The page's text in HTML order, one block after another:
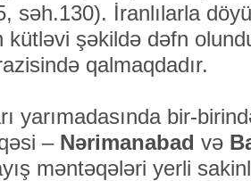
səh.130). İranlılarla
kütləvi şəkildə dəfn
qalmaqdadır.
yarımadasında bir-
– Nərimanabad və
məntəqələri yerli